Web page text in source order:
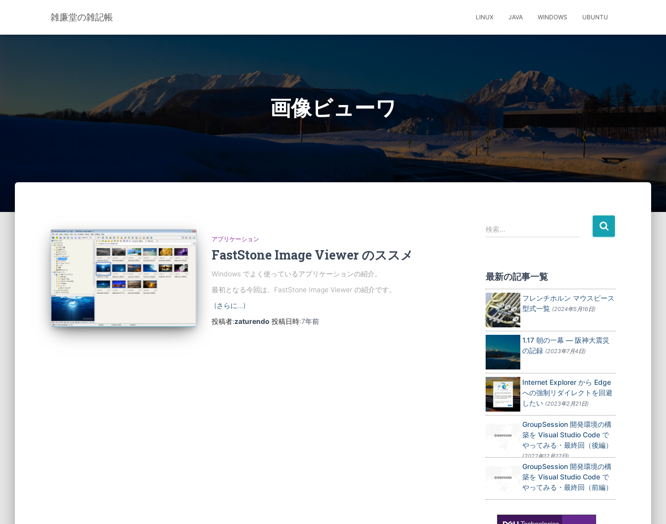
雑廉堂の雑記帳 LINUX JAVA WINDOWS UBUNTU
画像ビューワ
アプリケーション
FastStone Image Viewer のススメ
Windows でよく使っているアプリケーションの紹介。
最初となる今回は、FastStone Image Viewer の紹介です。
(さらに…)
投稿者:zaturendo 投稿日時:7年前
検
索
検索…
最新の記事一覧
フレンチホルン マウスピース
型式一覧 (2024年5月16日)
1.17 朝の一幕 — 阪神大震災
の記録 (2023年7月4日)
Internet Explorer から Edge
への強制リダイレクトを回避
したい (2023年2月21日)
GroupSession 開発環境の構
築を Visual Studio Code で
やってみる・最終回（後編）
(2022年12月27日)
GroupSession 開発環境の構
築を Visual Studio Code で
やってみる・最終回（前編）
(2022年12月24日)